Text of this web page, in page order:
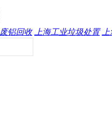
废铝回收 上海工业垃圾处置